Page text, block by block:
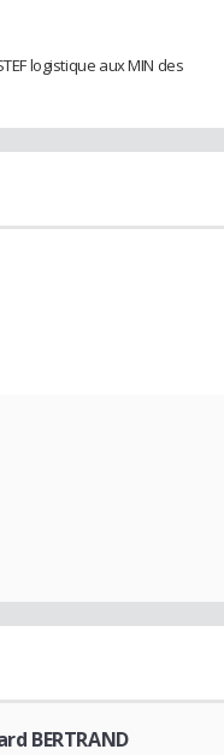
logistique aux MIN des
BERTRAND